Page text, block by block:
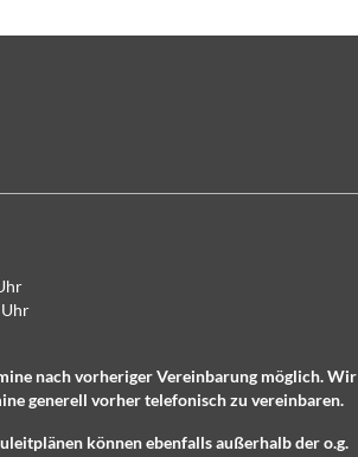
nach vorheriger Vereinbarung möglich. Wir
generell vorher telefonisch zu vereinbaren.
können ebenfalls außerhalb der o.g.